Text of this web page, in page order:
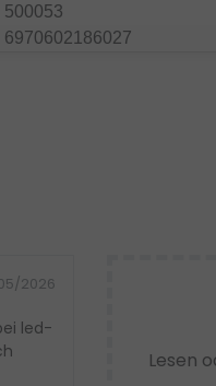
500053
6970602186027
2026
led-
Lesen